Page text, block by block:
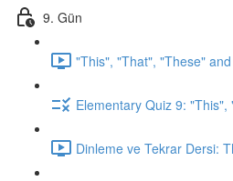
9. Gün
"This", "That", "These"
Elementary Quiz 9: "This",
Dinleme ve Tekrar Dersi: